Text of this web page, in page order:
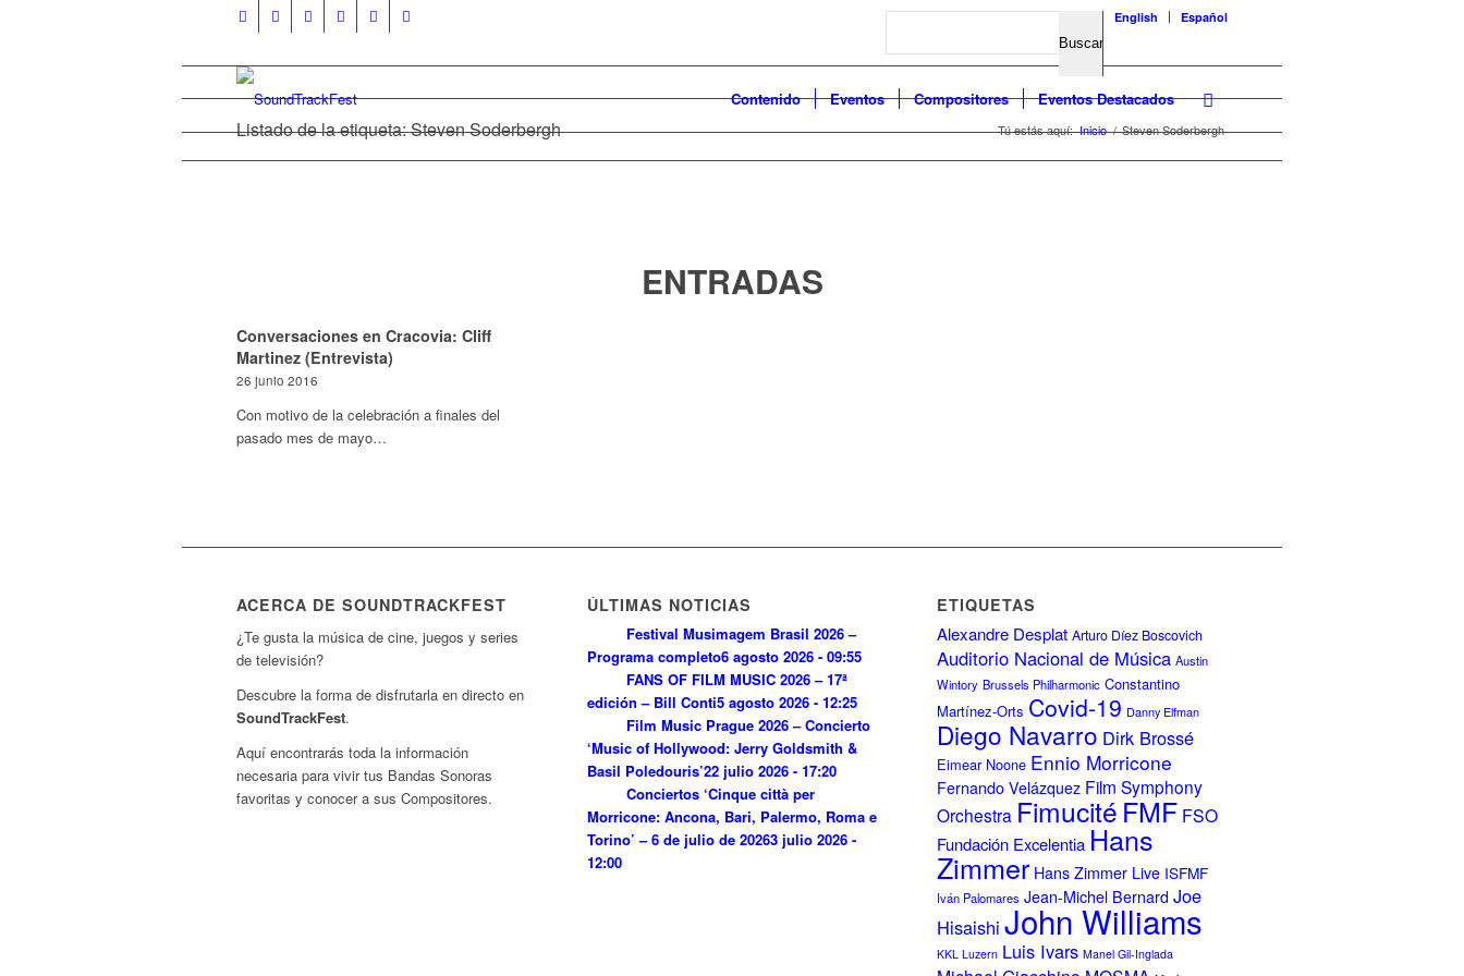
Search English Español
Contenido Eventos Compositores Eventos Destacados
Listado de la etiqueta: Steven Soderbergh Tú estás aquí: Inicio / Steven Soderbergh
ENTRADAS
Conversaciones en Cracovia: Cliff
Martinez (Entrevista)
26 junio 2016
Con motivo de la celebración a finales del
pasado mes de mayo…
ACERCA DE SOUNDTRACKFEST
¿Te gusta la música de cine, juegos y series
de televisión?
Descubre la forma de disfrutarla en directo en
SoundTrackFest.
Aquí encontrarás toda la información
necesaria para vivir tus Bandas Sonoras
favoritas y conocer a sus Compositores.
ÚLTIMAS NOTICIAS
Festival Musimagem Brasil 2026 –
Programa completo6 agosto 2026 - 09:55
FANS OF FILM MUSIC 2026 – 17ª
edición – Bill Conti5 agosto 2026 - 12:25
Film Music Prague 2026 – Concierto
‘Music of Hollywood: Jerry Goldsmith &
Basil Poledouris’22 julio 2026 - 17:20
Conciertos ‘Cinque città per
Morricone: Ancona, Bari, Palermo, Roma e
Torino’ – 6 de julio de 20263 julio 2026 -
12:00
ETIQUETAS
Alexandre Desplat Arturo Díez Boscovich
Auditorio Nacional de Música Austin
Wintory Brussels Philharmonic Constantino
Martínez-Orts Covid-19 Danny Elfman
Diego Navarro Dirk Brossé
Eimear Noone Ennio Morricone
Fernando Velázquez Film Symphony
Orchestra Fimucité FMF FSO
Fundación Excelentia Hans
Zimmer Hans Zimmer Live ISFMF
Iván Palomares Jean-Michel Bernard Joe
Hisaishi John Williams
KKL Luzern Luis Ivars Manel Gil-Inglada